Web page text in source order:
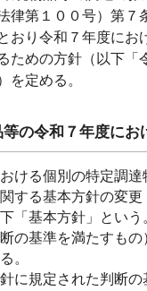
律第１００号）第７
おり令和７年度にお
ための方針（以下「
を定める。
の令和７年度にお
ける個別の特定調達
する基本方針の変更
「基本方針」とい
の基準を満たすもの
。
に規定された判断の